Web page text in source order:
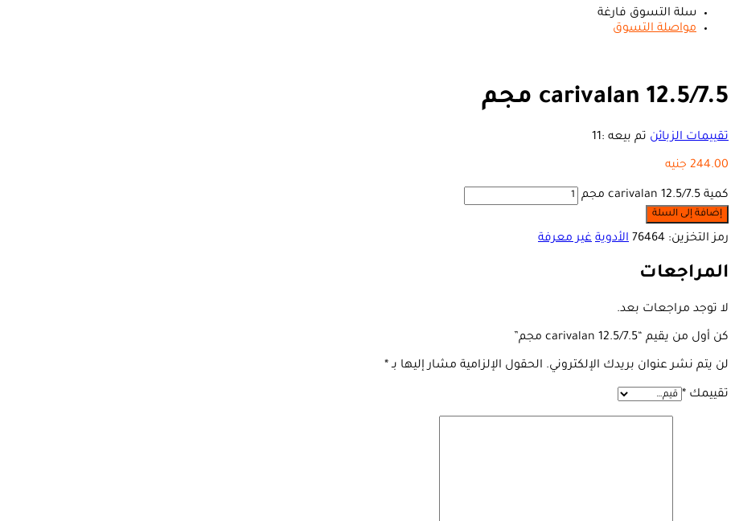
سلة التسوق فارغة
مواصلة التسوق
carivalan 12.5/7.5 مجم
تقييمات الزبائن تم بيعه :11
244.00 جنيه
كمية carivalan 12.5/7.5 مجم
إضافة إلى السلة
رمز التخزين: 76464 الأدوية غير معرفة
المراجعات
لا توجد مراجعات بعد.
كن أول من يقيم “carivalan 12.5/7.5 مجم”
لن يتم نشر عنوان بريدك الإلكتروني. الحقول الإلزامية مشار إليها بـ*
تقييمك *